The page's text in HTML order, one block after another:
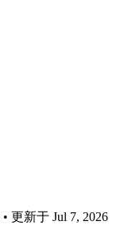
• 更新于 Jul 7, 2026